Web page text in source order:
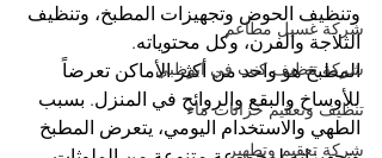
شركة غسيل مطاعم
شركة تنظيف كنب في ابوظبي
تنظيف وتعقيم خزانات ماء
شركة تعقيم وتطهير
وتنظيف الحوض وتجهيزات المطبخ، وتنظيف
الثلاجة والفرن، وكل محتوياته.
المطبخ هو واحد من أكثر الأماكن تعرضاً
للأوساخ والبقع والروائح في المنزل. بسبب
الطهي والاستخدام اليومي، يتعرض المطبخ